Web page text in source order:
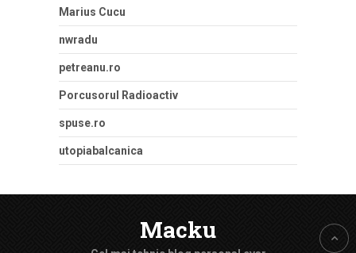
Marius Cucu
nwradu
petreanu.ro
Porcusorul Radioactiv
spuse.ro
utopiabalcanica
Macku